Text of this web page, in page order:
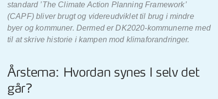
standard ’The Climate Action Planning Framework’
(CAPF) bliver brugt og videreudviklet til brug i mindre
byer og kommuner. Dermed er DK2020-kommunerne med
til at skrive historie i kampen mod klimaforandringer.
Årstema: Hvordan synes I selv det
går?